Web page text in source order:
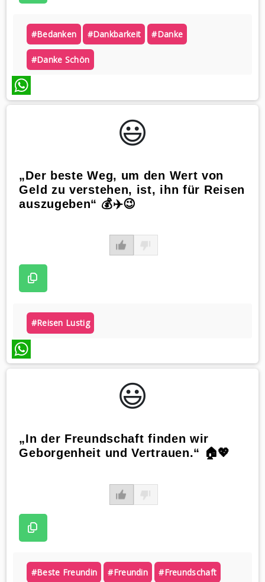
#bedanken #dankbarkeit #danke
#danke Schön
WhatsApp
😃️
„Der beste Weg, um den Wert von
Geld zu verstehen, ist, ihn für Reisen
auszugeben“ 💰✈️😉
#reisen Lustig
WhatsApp
😃️
„In der Freundschaft finden wir
Geborgenheit und Vertrauen.“ 🏠💖
#beste Freundin #freundin #freundschaft